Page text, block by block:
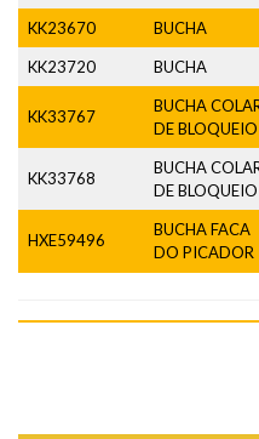
KK23670
BUCHA
KK23720
BUCHA
KK33767
BUCHA
DE BLOQUEIO
KK33768
BUCHA
DE BLOQUEIO
HXE59496
BUCHA FACA
DO PICADOR